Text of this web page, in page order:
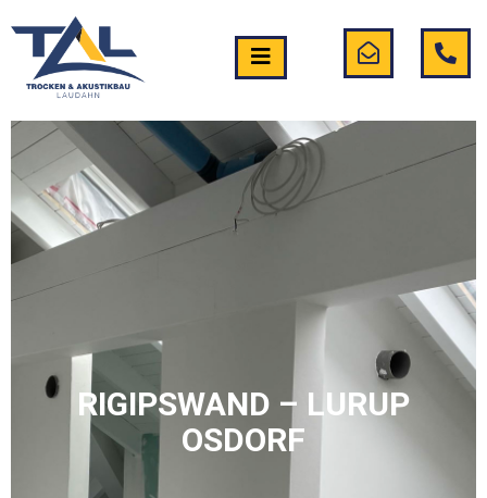
RIGIPSWAND – LURUP
OSDORF